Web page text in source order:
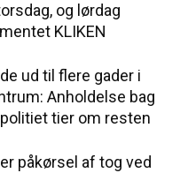
og lørdag
KLIKEN
ud til flere gader i
Anholdelse bag
tier om resten
påkørsel af tog ved